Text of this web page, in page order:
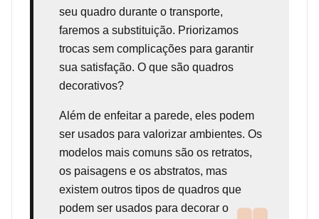
seu quadro durante o transporte,
faremos a substituição. Priorizamos
trocas sem complicações para garantir
sua satisfação. O que são quadros
decorativos?
Além de enfeitar a parede, eles podem
ser usados para valorizar ambientes. Os
modelos mais comuns são os retratos,
os paisagens e os abstratos, mas
existem outros tipos de quadros que
podem ser usados para decorar o